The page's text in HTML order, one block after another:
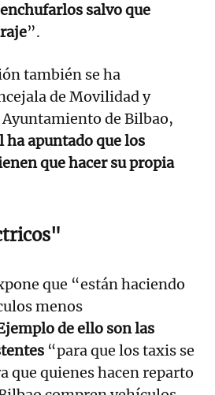
salvo que
”.
también se ha
de Movilidad y
de Bilbao,
ha apuntado que los
que hacer su propia
que “están haciendo
menos
de ello son las
“para que los taxis se
que quienes hacen reparto